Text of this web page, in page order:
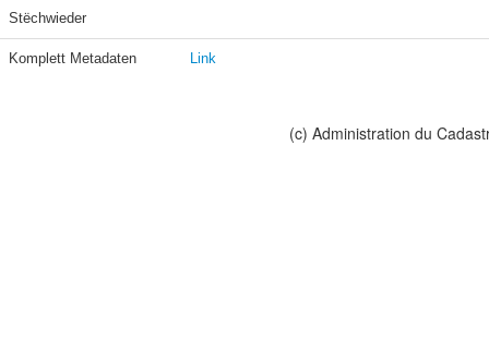
Stëchwieder
Komplett Metadaten Link
(c) Administration du